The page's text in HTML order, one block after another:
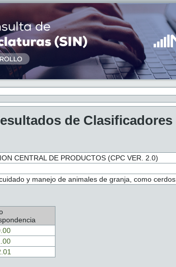
de Clasificadores
CENTRAL DE PRODUCTOS (CPC VER. 2.0)
y manejo de animales de granja, como cerdos.